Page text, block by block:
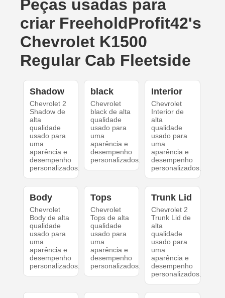
Peças usadas para
criar FreeholdProfit42's
Chevrolet K1500
Regular Cab Fleetside
Shadow
Chevrolet 2
Shadow de
alta
qualidade
usado para
uma
aparência e
desempenho
personalizados.
black
Chevrolet
black de alta
qualidade
usado para
uma
aparência e
desempenho
personalizados.
Interior
Chevrolet
Interior de
alta
qualidade
usado para
uma
aparência e
desempenho
personalizados.
Body
Chevrolet
Body de alta
qualidade
usado para
uma
aparência e
desempenho
personalizados.
Tops
Chevrolet
Tops de alta
qualidade
usado para
uma
aparência e
desempenho
personalizados.
Trunk Lid
Chevrolet 2
Trunk Lid de
alta
qualidade
usado para
uma
aparência e
desempenho
personalizados.